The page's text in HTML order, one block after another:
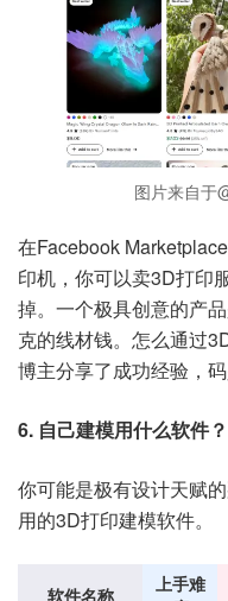
图片来自于
在Facebook
印机，你可以卖3D打印
掉。一个极具创意的产
克的线材钱。怎么通过
博主分享了成功经验，
6. 自己建模用什么软件？
你可能是极有设计天赋
用的3D打印建模软件。
软件名称
上手难